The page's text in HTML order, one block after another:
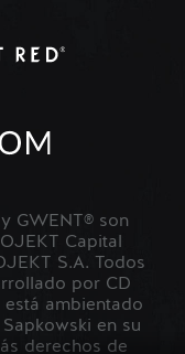
GWENT® son
Capital
S.A. Todos
por CD
está ambientado
en su
derechos de